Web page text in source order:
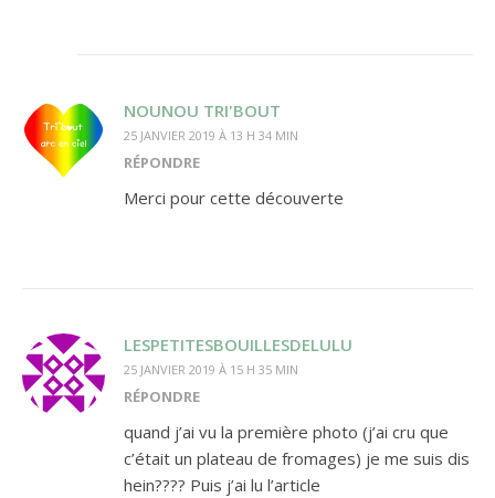
NOUNOU TRI'BOUT
25 JANVIER 2019 À 13 H 34 MIN
RÉPONDRE
Merci pour cette découverte
LESPETITESBOUILLESDELULU
25 JANVIER 2019 À 15 H 35 MIN
RÉPONDRE
quand j’ai vu la première photo (j’ai cru que
c’était un plateau de fromages) je me suis dis
hein???? Puis j’ai lu l’article